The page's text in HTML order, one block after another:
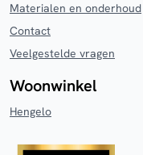
Materialen en onderhoud
Contact
Veelgestelde vragen
Woonwinkel
Hengelo